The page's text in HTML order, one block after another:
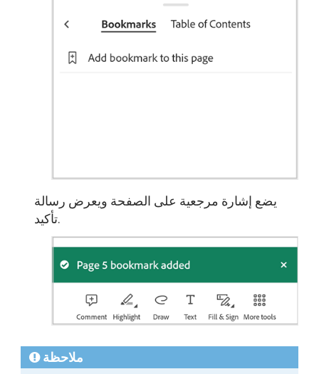
يضع إشارة مرجعية على الصفحة ويعرض رسالة
تأكيد.
ملاحظة